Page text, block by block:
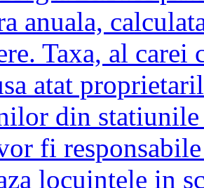
anuala,
Taxa, al carei
atat
din
fi
locuintele in